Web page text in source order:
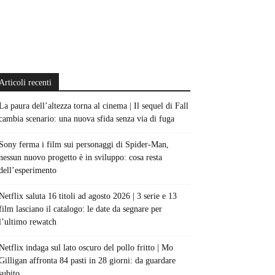
recenti
paura dell’altezza torna al cinema | Il sequel di Fall
scenario: una nuova sfida senza via di fuga
ferma i film sui personaggi di Spider-Man,
nuovo progetto è in sviluppo: cosa resta
saluta 16 titoli ad agosto 2026 | 3 serie e 13
lasciano il catalogo: le date da segnare per
rewatch
indaga sul lato oscuro del pollo fritto | Mo
affronta 84 pasti in 28 giorni: da guardare